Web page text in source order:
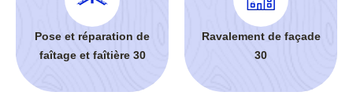
Pose et réparation de
faîtage et faîtière 30
Ravalement de façade
30